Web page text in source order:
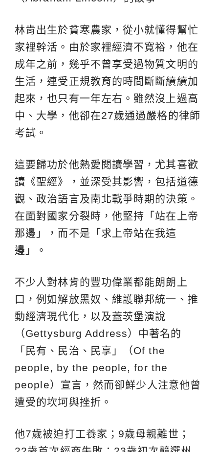
林肯出生於貧寒農家，從小就懂得幫忙
家裡幹活。由於家裡經濟不寬裕，他在
成年之前，幾乎不曾享受過物質文明的
生活，連受正規教育的時間斷斷續續加
起來，也只有一年左右。雖然沒上過高
中、大學，他卻在27歲通過嚴格的律師
考試。
這要歸功於他熱愛閱讀學習，尤其喜歡
讀《聖經》，並深受其影響，包括道德
觀、政治語言及南北戰爭時期的決策。
在面對國家分裂時，他堅持「站在上帝
那邊」，而不是「求上帝站在我這
邊」。
不少人對林肯的豐功偉業都能朗朗上
口，例如解放黑奴、維護聯邦統一、推
動經濟現代化，以及蓋茨堡演說
（Gettysburg Address）中著名的
「民有、民治、民享」（Of the
people, by the people, for the
people）宣言，然而卻鮮少人注意他曾
遭受的坎坷與挫折。
他7歲被迫打工養家；9歲母親離世；